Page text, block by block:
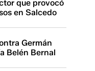
que provocó
en Salcedo
Germán
Belén Bernal